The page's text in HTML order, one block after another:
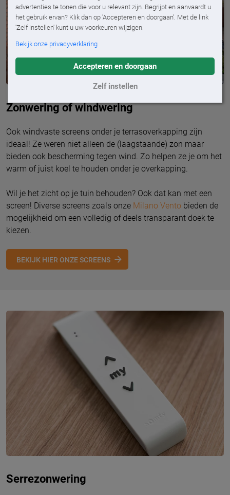
advertenties te tonen die voor u relevant zijn. Begrijpt en aanvaardt u
het gebruik ervan? Klik dan op 'Accepteren en doorgaan'. Met de link
'Zelf instellen' kunt u uw voorkeuren wijzigen.
Bekijk onze privacyverklaring
Accepteren en doorgaan
Zelf instellen
Zonwering of windwering
Ook windvaste screens onder je terrasoverkapping zijn
ideaal! Ze weren niet alleen de (laagstaande) zon maar
bieden ook bescherming tegen wind. Zo helpen ze je om het
warm of juist koel te houden onder je overkapping.
Wil je het zicht op je tuin behouden? Ook dat kan met een
screen! Diverse screens zoals onze Milano Vento bieden de
mogelijkheid om een volledig of deels transparant doek te
kiezen.
BEKIJK HIER ONZE SCREENS
Serrezonwering